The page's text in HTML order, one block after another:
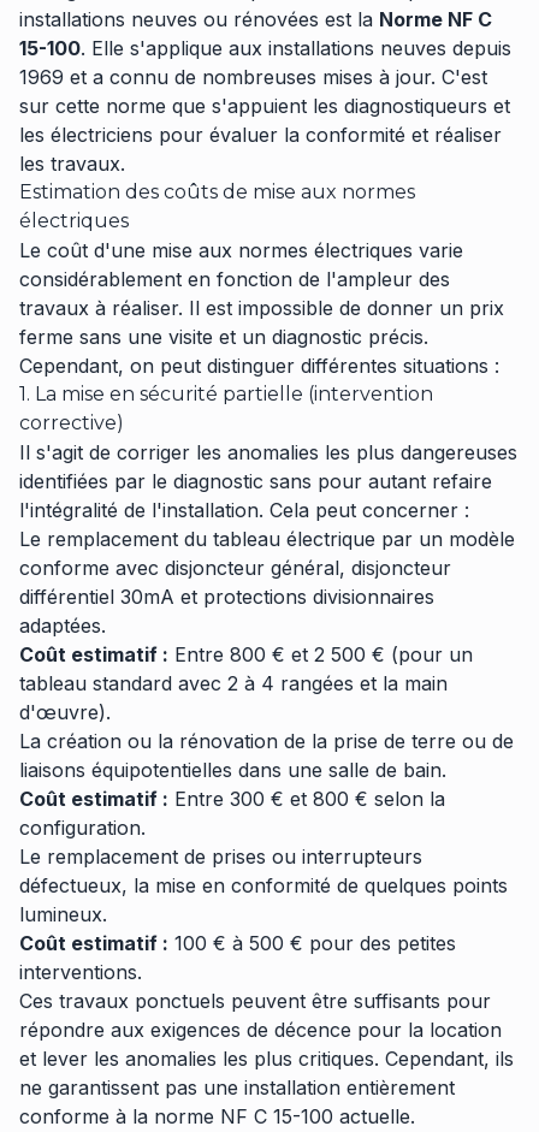
installations neuves ou rénovées est la Norme NF C
15-100. Elle s'applique aux installations neuves depuis
1969 et a connu de nombreuses mises à jour. C'est
sur cette norme que s'appuient les diagnostiqueurs et
les électriciens pour évaluer la conformité et réaliser
les travaux.
Estimation des coûts de mise aux normes
électriques
Le coût d'une mise aux normes électriques varie
considérablement en fonction de l'ampleur des
travaux à réaliser. Il est impossible de donner un prix
ferme sans une visite et un diagnostic précis.
Cependant, on peut distinguer différentes situations :
1. La mise en sécurité partielle (intervention
corrective)
Il s'agit de corriger les anomalies les plus dangereuses
identifiées par le diagnostic sans pour autant refaire
l'intégralité de l'installation. Cela peut concerner :
Le remplacement du tableau électrique par un modèle
conforme avec disjoncteur général, disjoncteur
différentiel 30mA et protections divisionnaires
adaptées.
Coût estimatif : Entre 800 € et 2 500 € (pour un
tableau standard avec 2 à 4 rangées et la main
d'œuvre).
La création ou la rénovation de la prise de terre ou de
liaisons équipotentielles dans une salle de bain.
Coût estimatif : Entre 300 € et 800 € selon la
configuration.
Le remplacement de prises ou interrupteurs
défectueux, la mise en conformité de quelques points
lumineux.
Coût estimatif : 100 € à 500 € pour des petites
interventions.
Ces travaux ponctuels peuvent être suffisants pour
répondre aux exigences de décence pour la location
et lever les anomalies les plus critiques. Cependant, ils
ne garantissent pas une installation entièrement
conforme à la norme NF C 15-100 actuelle.